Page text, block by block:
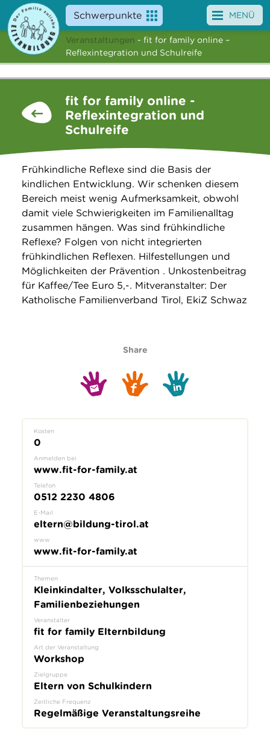
Schwerpunkte
Angebote
News
Suche
MENÜ
Veranstaltungen - fit for family online –
Reflexintegration und Schulreife
fit for family online -
Reflexintegration und
Schulreife
Frühkindliche Reflexe sind die Basis der
kindlichen Entwicklung. Wir schenken diesem
Bereich meist wenig Aufmerksamkeit, obwohl
damit viele Schwierigkeiten im Familienalltag
zusammen hängen. Was sind frühkindliche
Reflexe? Folgen von nicht integrierten
frühkindlichen Reflexen. Hilfestellungen und
Möglichkeiten der Prävention . Unkostenbeitrag
für Kaffee/Tee Euro 5,-. Mitveranstalter: Der
Katholische Familienverband Tirol, EkiZ Schwaz
Share
Kosten
0
Anmelden bei
www.fit-for-family.at
Telefon
0512 2230 4806
E-Mail
eltern@bildung-tirol.at
www
www.fit-for-family.at
Themen
Kleinkindalter, Volksschulalter,
Familienbeziehungen
Veranstalter
fit for family Elternbildung
Art der Veranstaltung
Workshop
Zielgruppe
Eltern von Schulkindern
Zeitliche Frequenz
Regelmäßige Veranstaltungsreihe